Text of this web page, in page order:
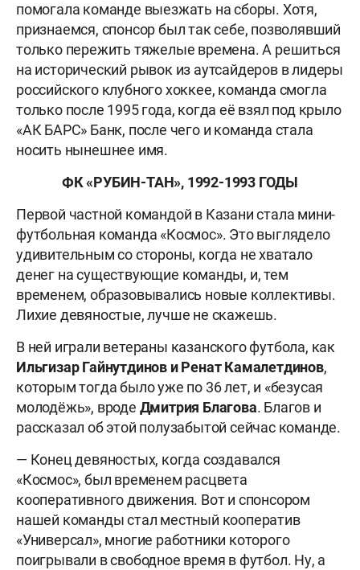
помогала команде выезжать на сборы. Хотя,
признаемся, спонсор был так себе, позволявший
только пережить тяжелые времена. А решиться
на исторический рывок из аутсайдеров в лидеры
российского клубного хоккее, команда смогла
только после 1995 года, когда её взял под крыло
«АК БАРС» Банк, после чего и команда стала
носить нынешнее имя.
ФК «РУБИН-ТАН», 1992-1993 ГОДЫ
Первой частной командой в Казани стала мини-
футбольная команда «Космос». Это выглядело
удивительным со стороны, когда не хватало
денег на существующие команды, и, тем
временем, образовывались новые коллективы.
Лихие девяностые, лучше не скажешь.
В ней играли ветераны казанского футбола, как
Ильгизар Гайнутдинов и Ренат Камалетдинов,
которым тогда было уже по 36 лет, и «безусая
молодёжь», вроде Дмитрия Благова. Благов и
рассказал об этой полузабытой сейчас команде.
— Конец девяностых, когда создавался
«Космос», был временем расцвета
кооперативного движения. Вот и спонсором
нашей команды стал местный кооператив
«Универсал», многие работники которого
поигрывали в свободное время в футбол. Ну, а